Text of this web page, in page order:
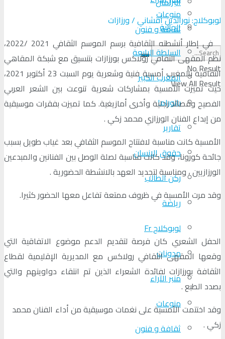
منوعات
ثقافة و فنون
No Result
View All Result
الجالية
السلطة الرابعة
المغرب الكبير
بانوراما
تقارير
حقوق الإنسان
ركن الطالب
رياضة
لوبوكلاج Fr
مدونات
منبر الآراء
منوعات
ثقافة و فنون
لوبوكلاج: نورالدين أقشاني / ورزازات
في إطار أنشطته الثقافية برسم الموسم الثقافي 2021 /2022،
نظم المقهى الثقافي رولاكس بورزازات بتنسيق مع شبكة المقاهي
الثقافية بالمغرب أمسية فنية وشعرية يوم السبت 23 أكتوبر 2021،
حيث تميزت الأمسية بمشاركات شعرية تنوعت بين الشعر العربي
الفصيح وقصائد زجلية وأخرى أمازيغية. كما تميزت بفقرات موسيقية
من إبداع الفنان الورزازي محمد زكي .
الأمسية كانت مناسبة لافتتاح الموسم الثقافي بعد غياب طويل بسبب
جائحة كورونا، وقد كانت مناسبة لصلة الوصل بين الفنانين والمبدعين
الورزازيين ، ومناسبة لتجديد العهد بالانشطة الحضورية .
وقد مرت الأمسية في ظروف ممتعة تفاعل معها الحضور كثيرا.
الحفل الشعري كان فرصة لتقديم الدعم موضوع الاتفاقية التي
وقعها المقهى الثقافي رولاكس مع المديرية الإقليمية لقطاع
الثقافة بورزازات لفائدة الشعراء الذين تم انتقاء دواوينهم والتي
بصدد الطبع .
وقد اختتمت الأمسية على نغمات موسيقية من أداء الفنان محمد
زكي .